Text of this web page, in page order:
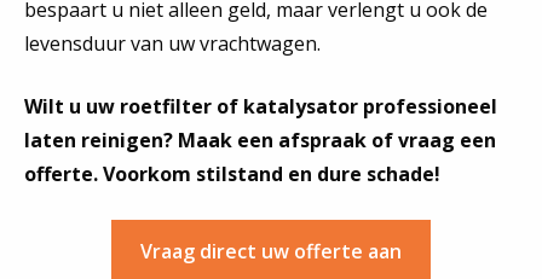
bespaart u niet alleen geld, maar verlengt u ook de
levensduur van uw vrachtwagen.
Wilt u uw roetfilter of katalysator professioneel
laten reinigen? Maak een afspraak of vraag een
offerte. Voorkom stilstand en dure schade!
Vraag direct uw offerte aan